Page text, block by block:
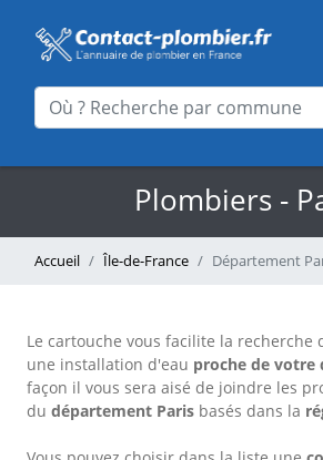
Plombiers -
Accueil Île-de-France Département
Le cartouche vous facilite la
une installation d'eau proche de votre
façon il vous sera aisé de joindre les
du département Paris basés dans la